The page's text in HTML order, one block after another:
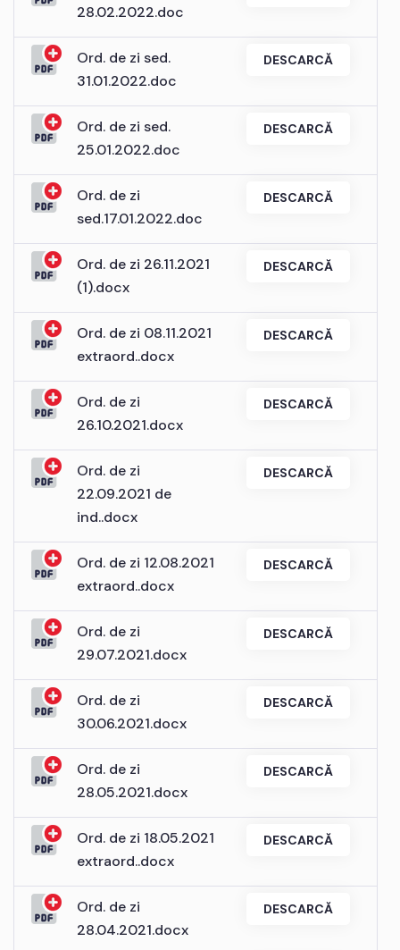
28.02.2022.doc
Ord. de zi sed.
31.01.2022.doc
DESCARCĂ
Ord. de zi sed.
25.01.2022.doc
DESCARCĂ
Ord. de zi
sed.17.01.2022.doc
DESCARCĂ
Ord. de zi 26.11.2021
(1).docx
DESCARCĂ
Ord. de zi 08.11.2021
extraord..docx
DESCARCĂ
Ord. de zi
26.10.2021.docx
DESCARCĂ
Ord. de zi
22.09.2021 de
ind..docx
DESCARCĂ
Ord. de zi 12.08.2021
extraord..docx
DESCARCĂ
Ord. de zi
29.07.2021.docx
DESCARCĂ
Ord. de zi
30.06.2021.docx
DESCARCĂ
Ord. de zi
28.05.2021.docx
DESCARCĂ
Ord. de zi 18.05.2021
extraord..docx
DESCARCĂ
Ord. de zi
28.04.2021.docx
DESCARCĂ